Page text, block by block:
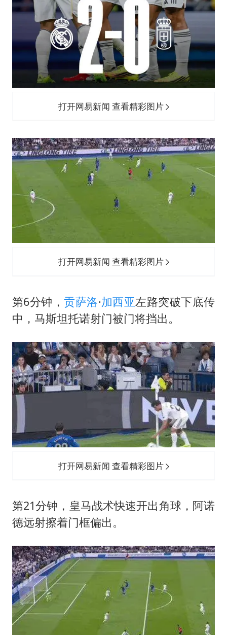
打开网易新闻 查看精彩图片
打开网易新闻 查看精彩图片
第6分钟，贡萨洛·加西亚左路突破下底传
中，马斯坦托诺射门被门将挡出。
打开网易新闻 查看精彩图片
第21分钟，皇马战术快速开出角球，阿诺
德远射擦着门框偏出。